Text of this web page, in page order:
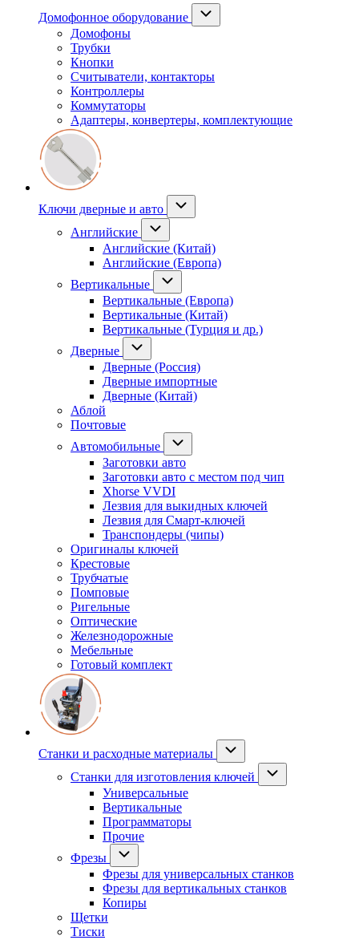
Домофонное оборудование
Домофоны
Трубки
Кнопки
Считыватели, контакторы
Контроллеры
Коммутаторы
Адаптеры, конвертеры, комплектующие
Ключи дверные и авто
Английские
Английские (Китай)
Английские (Европа)
Вертикальные
Вертикальные (Европа)
Вертикальные (Китай)
Вертикальные (Турция и др.)
Дверные
Дверные (Россия)
Дверные импортные
Дверные (Китай)
Аблой
Почтовые
Автомобильные
Заготовки авто
Заготовки авто с местом под чип
Xhorse VVDI
Лезвия для выкидных ключей
Лезвия для Смарт-ключей
Транспондеры (чипы)
Оригиналы ключей
Крестовые
Трубчатые
Помповые
Ригельные
Оптические
Железнодорожные
Мебельные
Готовый комплект
Станки и расходные материалы
Станки для изготовления ключей
Универсальные
Вертикальные
Программаторы
Прочие
Фрезы
Фрезы для универсальных станков
Фрезы для вертикальных станков
Копиры
Щетки
Тиски